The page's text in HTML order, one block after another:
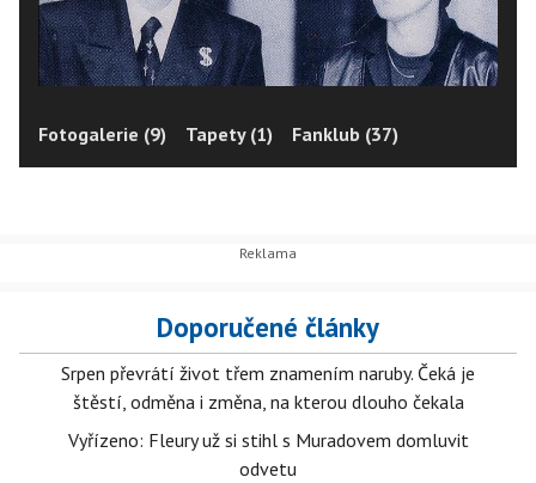
Fotogalerie (9) Tapety (1) Fanklub (37)
Doporučené články
Srpen převrátí život třem znamením naruby. Čeká je
štěstí, odměna i změna, na kterou dlouho čekala
Vyřízeno: Fleury už si stihl s Muradovem domluvit
odvetu